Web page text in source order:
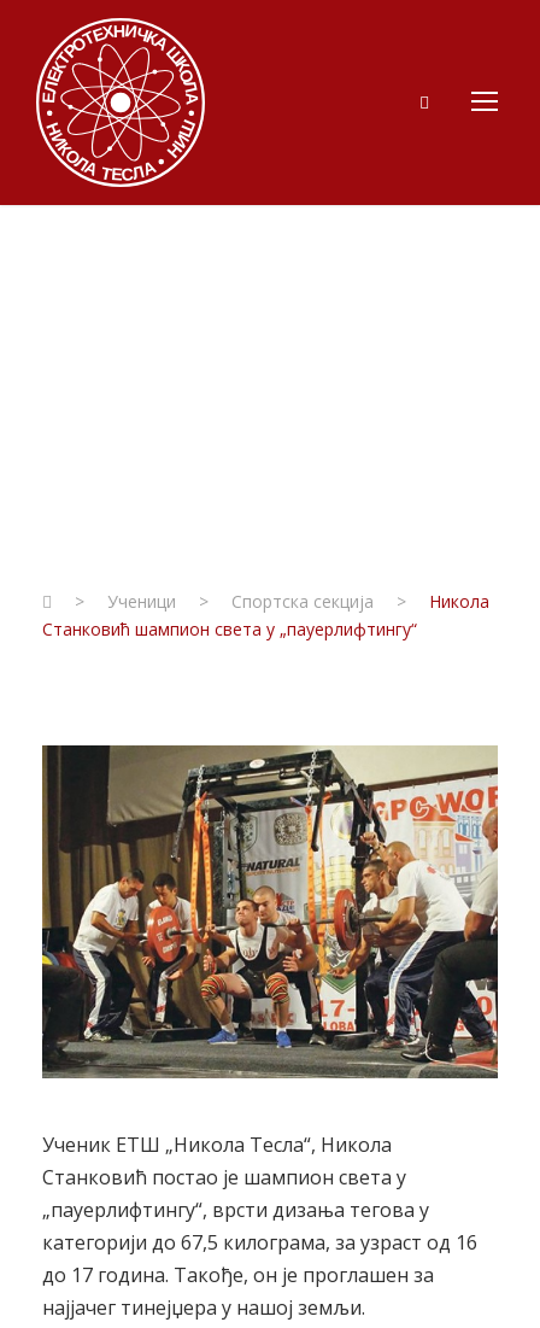
> Ученици > Спортска секција >
Никола
Станковић шампион света у „пауерлифтингу“
Ученик ЕТШ „Никола Тесла“, Никола
Станковић постао је шампион света у
„пауерлифтингу“, врсти дизања тегова у
категорији до 67,5 килограма, за узраст од 16
до 17 година. Такође, он је проглашен за
најјачег тинејџера у нашој земљи.